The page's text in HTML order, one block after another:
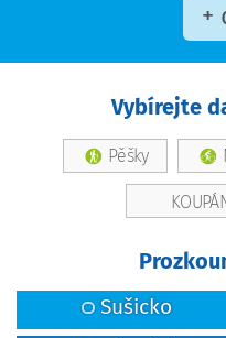
+
Vybírejte
Pěšky
Sušicko